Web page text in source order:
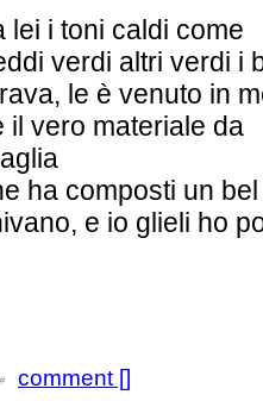
lei i toni caldi come
verdi altri verdi i
le è venuto in
il vero materiale da
ha composti un
e io glieli ho
comment []